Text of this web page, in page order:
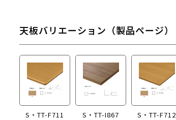
天板バリエーション（製品ページ）
S・TT-F711 S・TT-I867 S・TT-F712